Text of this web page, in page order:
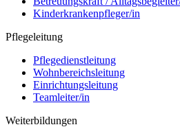
Kinderkrankenpfleger/in
Pflegeleitung
Pflegedienstleitung
Wohnbereichsleitung
Einrichtungsleitung
Teamleiter/in
Weiterbildungen